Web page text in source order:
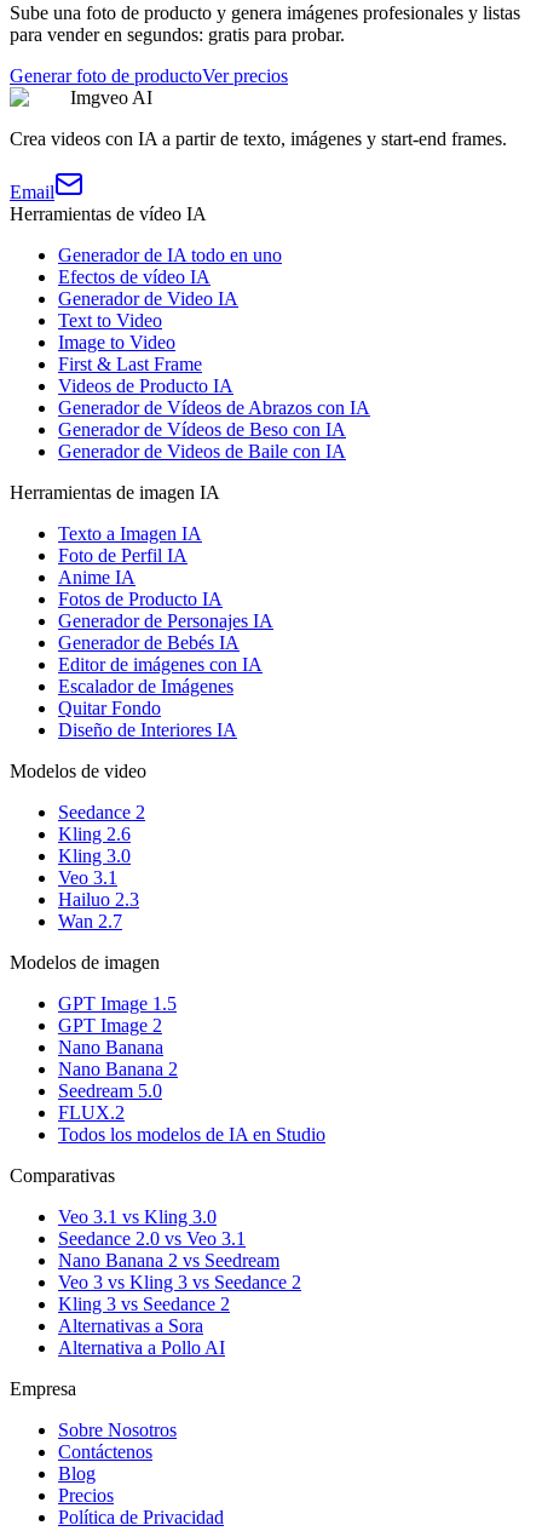
Sube una foto de producto y genera imágenes profesionales y listas
para vender en segundos: gratis para probar.
Generar foto de productoVer precios
Imgveo AI
Crea videos con IA a partir de texto, imágenes y start-end frames.
Email
Herramientas de vídeo IA
Generador de IA todo en uno
Efectos de vídeo IA
Generador de Video IA
Text to Video
Image to Video
First & Last Frame
Videos de Producto IA
Generador de Vídeos de Abrazos con IA
Generador de Vídeos de Beso con IA
Generador de Videos de Baile con IA
Herramientas de imagen IA
Texto a Imagen IA
Foto de Perfil IA
Anime IA
Fotos de Producto IA
Generador de Personajes IA
Generador de Bebés IA
Editor de imágenes con IA
Escalador de Imágenes
Quitar Fondo
Diseño de Interiores IA
Modelos de video
Seedance 2
Kling 2.6
Kling 3.0
Veo 3.1
Hailuo 2.3
Wan 2.7
Modelos de imagen
GPT Image 1.5
GPT Image 2
Nano Banana
Nano Banana 2
Seedream 5.0
FLUX.2
Todos los modelos de IA en Studio
Comparativas
Veo 3.1 vs Kling 3.0
Seedance 2.0 vs Veo 3.1
Nano Banana 2 vs Seedream
Veo 3 vs Kling 3 vs Seedance 2
Kling 3 vs Seedance 2
Alternativas a Sora
Alternativa a Pollo AI
Empresa
Sobre Nosotros
Contáctenos
Blog
Precios
Política de Privacidad